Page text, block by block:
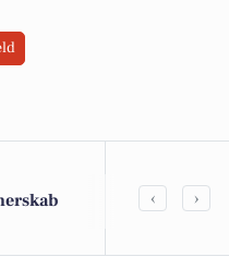
Frakørsel
‹ ›